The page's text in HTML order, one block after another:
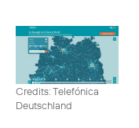
Credits: Telefónica
Deutschland